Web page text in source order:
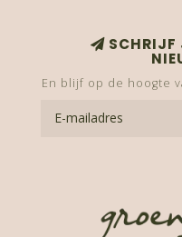
SCHRIJF
En blijf op de hoogte